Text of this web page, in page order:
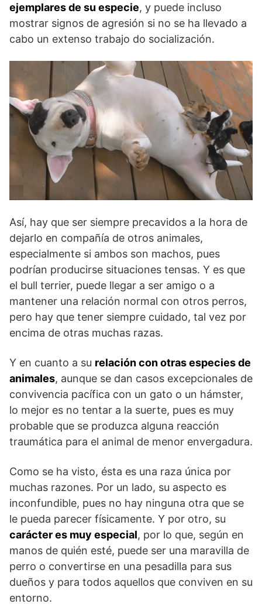
ejemplares de su especie, y puede incluso
mostrar signos de agresión si no se ha llevado a
cabo un extenso trabajo do socialización.
Así, hay que ser siempre precavidos a la hora de
dejarlo en compañía de otros animales,
especialmente si ambos son machos, pues
podrían producirse situaciones tensas. Y es que
el bull terrier, puede llegar a ser amigo o a
mantener una relación normal con otros perros,
pero hay que tener siempre cuidado, tal vez por
encima de otras muchas razas.
Y en cuanto a su relación con otras especies de
animales, aunque se dan casos excepcionales de
convivencia pacífica con un gato o un hámster,
lo mejor es no tentar a la suerte, pues es muy
probable que se produzca alguna reacción
traumática para el animal de menor envergadura.
Como se ha visto, ésta es una raza única por
muchas razones. Por un lado, su aspecto es
inconfundible, pues no hay ninguna otra que se
le pueda parecer físicamente. Y por otro, su
carácter es muy especial, por lo que, según en
manos de quién esté, puede ser una maravilla de
perro o convertirse en una pesadilla para sus
dueños y para todos aquellos que conviven en su
entorno.